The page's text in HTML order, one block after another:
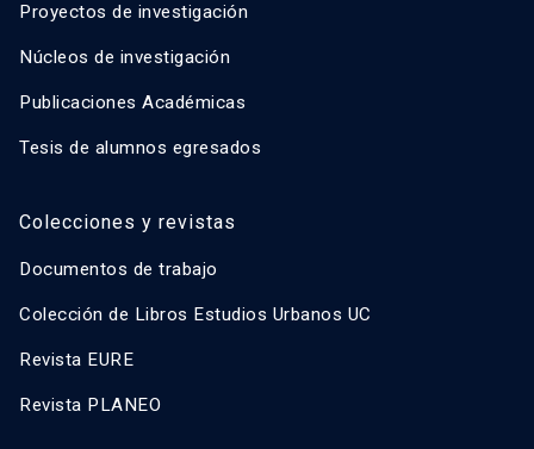
Proyectos de investigación
Núcleos de investigación
Publicaciones Académicas
Tesis de alumnos egresados
Colecciones y revistas
Documentos de trabajo
Colección de Libros Estudios Urbanos UC
Revista EURE
Revista PLANEO